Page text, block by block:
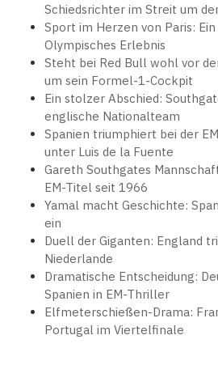
Schiedsrichter im Streit um
Sport im Herzen von Paris:
Olympisches Erlebnis
Steht bei Red Bull wohl vor
um sein Formel-1-Cockpit
Ein stolzer Abschied:
englische Nationalteam
Spanien triumphiert bei der
unter Luis de la Fuente
Gareth Southgates
EM-Titel seit 1966
Yamal macht Geschichte:
ein
Duell der Giganten: England
Niederlande
Dramatische Entscheidung:
Spanien in EM-Thriller
Elfmeterschießen-Drama:
Portugal im Viertelfinale